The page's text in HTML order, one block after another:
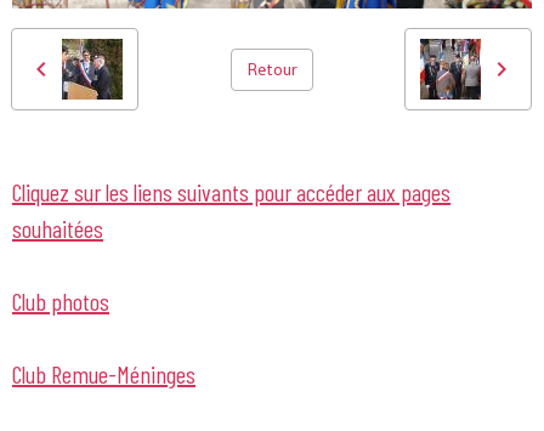
Retour
Cliquez sur les liens suivants pour accéder aux pages
souhaitées
Club photos
Club Remue-Méninges